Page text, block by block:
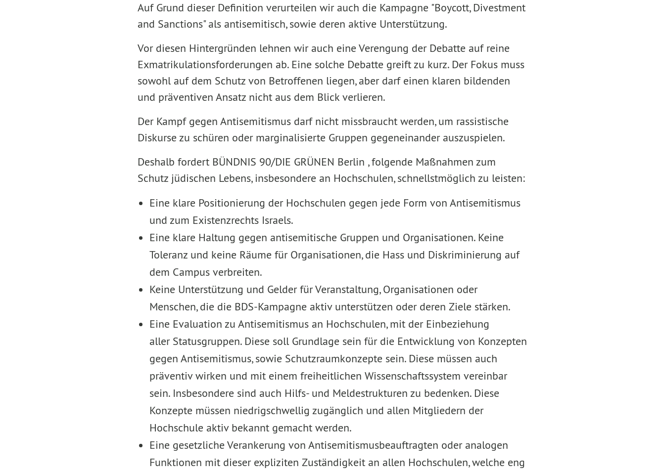
Auf Grund dieser Definition verurteilen wir auch die Kampagne "Boycott, Divestment
and Sanctions" als antisemitisch, sowie deren aktive Unterstützung.
Vor diesen Hintergründen lehnen wir auch eine Verengung der Debatte auf reine
Exmatrikulationsforderungen ab. Eine solche Debatte greift zu kurz. Der Fokus muss
sowohl auf dem Schutz von Betroffenen liegen, aber darf einen klaren bildenden
und präventiven Ansatz nicht aus dem Blick verlieren.
Der Kampf gegen Antisemitismus darf nicht missbraucht werden, um rassistische
Diskurse zu schüren oder marginalisierte Gruppen gegeneinander auszuspielen.
Deshalb fordert BÜNDNIS 90/DIE GRÜNEN Berlin , folgende Maßnahmen zum
Schutz jüdischen Lebens, insbesondere an Hochschulen, schnellstmöglich zu leisten:
Eine klare Positionierung der Hochschulen gegen jede Form von Antisemitismus
und zum Existenzrechts Israels.
Eine klare Haltung gegen antisemitische Gruppen und Organisationen. Keine
Toleranz und keine Räume für Organisationen, die Hass und Diskriminierung auf
dem Campus verbreiten.
Keine Unterstützung und Gelder für Veranstaltung, Organisationen oder
Menschen, die die BDS-Kampagne aktiv unterstützen oder deren Ziele stärken.
Eine Evaluation zu Antisemitismus an Hochschulen, mit der Einbeziehung
aller Statusgruppen. Diese soll Grundlage sein für die Entwicklung von Konzepten
gegen Antisemitismus, sowie Schutzraumkonzepte sein. Diese müssen auch
präventiv wirken und mit einem freiheitlichen Wissenschaftssystem vereinbar
sein. Insbesondere sind auch Hilfs- und Meldestrukturen zu bedenken. Diese
Konzepte müssen niedrigschwellig zugänglich und allen Mitgliedern der
Hochschule aktiv bekannt gemacht werden.
Eine gesetzliche Verankerung von Antisemitismusbeauftragten oder analogen
Funktionen mit dieser expliziten Zuständigkeit an allen Hochschulen, welche eng